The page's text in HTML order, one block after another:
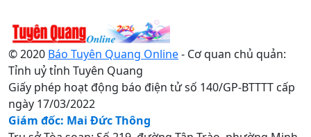
© 2020 Báo Tuyên Quang Online- Cơ quan chủ quản:
Tỉnh uỷ tỉnh Tuyên Quang
Giấy phép hoạt động báo điện tử số 140/GP-BTTTT cấp
ngày 17/03/2022
Giám đốc: Mai Đức Thông